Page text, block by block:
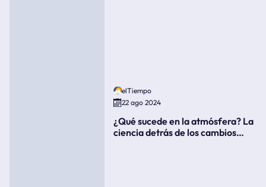
elTiempo
22 ago 2024
¿Qué sucede en la atmósfera? La
ciencia detrás de los cambios